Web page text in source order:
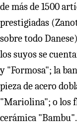
de más de 1500
prestigiadas
sobre todo
los suyos se
y "Formosa"; la
pieza de acero
"Mariolina"; o los
cerámica